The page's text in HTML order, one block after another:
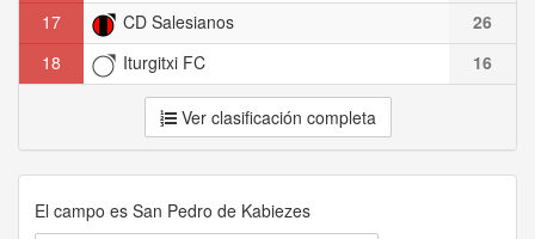
17
CD Salesianos
26
18
Iturgitxi FC 16
Ver clasificación completa
El campo es San Pedro de Kabiezes